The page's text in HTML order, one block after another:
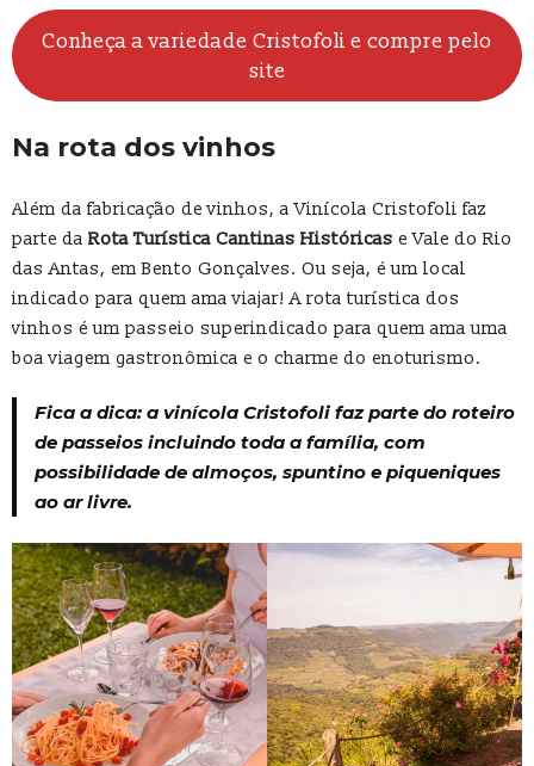
Conheça a variedade Cristofoli e compre pelo
site
Na rota dos vinhos
Além da fabricação de vinhos, a Vinícola Cristofoli faz
parte da Rota Turística Cantinas Históricas e Vale do Rio
das Antas, em Bento Gonçalves. Ou seja, é um local
indicado para quem ama viajar! A rota turística dos
vinhos é um passeio superindicado para quem ama uma
boa viagem gastronômica e o charme do enoturismo.
Fica a dica: a vinícola Cristofoli faz parte do roteiro
de passeios incluindo toda a família, com
possibilidade de almoços, spuntino e piqueniques
ao ar livre.